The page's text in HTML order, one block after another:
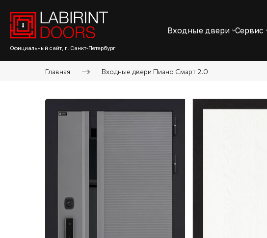
Официальный сайт, г. Санкт-Петербург
Входные двери Сервис
Главная Входные двери Пиано Смарт 2.0